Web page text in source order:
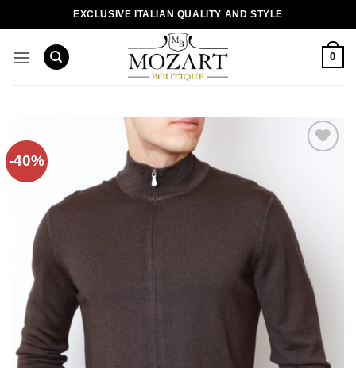
EXCLUSIVE ITALIAN QUALITY AND STYLE
0
-40%